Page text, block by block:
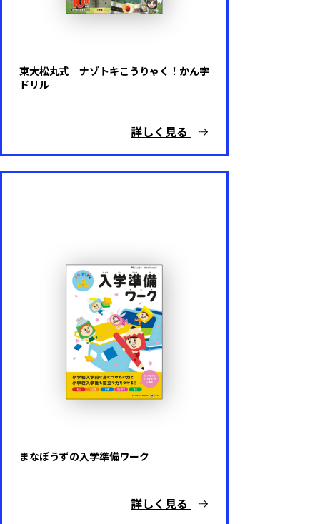
東大松丸式 ナゾトキこうりゃく！かん字
ドリル
詳しく見る
まなぼうずの入学準備ワーク
詳しく見る